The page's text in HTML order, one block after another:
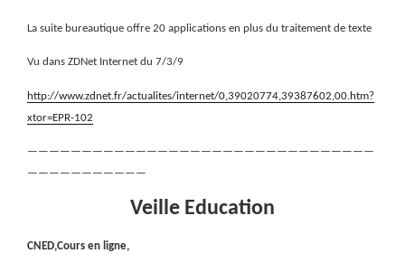
La suite bureautique offre 20 applications en plus du traitement de texte
Vu dans ZDNet Internet du 7/3/9
http://www.zdnet.fr/actualites/internet/0,39020774,39387602,00.htm?
xtor=EPR-102
————————————————————————————————
———————————
Veille Education
CNED,Cours en ligne,